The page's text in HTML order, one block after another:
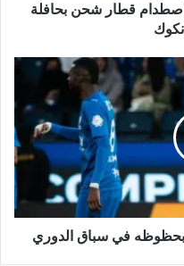
وإصابة 32 في اصطدام قطار شحن بحافلة
بحظوظه في سباق الدوري